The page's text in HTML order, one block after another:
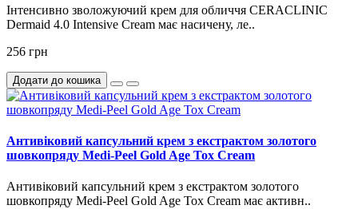
Інтенсивно зволожуючий крем для обличчя CERACLINIC
Dermaid 4.0 Intensive Cream має насичену, ле..
256 грн
Додати до кошика
Антивіковий капсульний крем з екстрактом золотого
шовкопряду Medi-Peel Gold Age Tox Cream
Антивіковий капсульний крем з екстрактом золотого
шовкопряду Medi-Peel Gold Age Tox Cream має активн..